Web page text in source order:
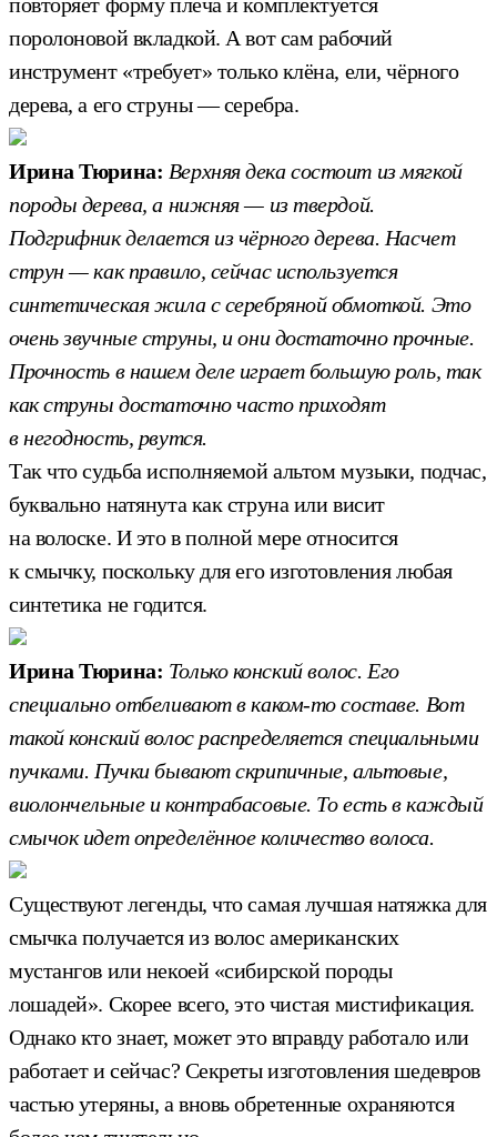
поролоновой вкладкой. А вот сам рабочий
инструмент «требует» только клёна, ели, чёрного
дерева, а его струны — серебра.
Ирина Тюрина: Верхняя дека состоит из мягкой
породы дерева, а нижняя — из твердой.
Подгрифник делается из чёрного дерева. Насчет
струн — как правило, сейчас используется
синтетическая жила с серебряной обмоткой. Это
очень звучные струны, и они достаточно прочные.
Прочность в нашем деле играет большую роль, так
как струны достаточно часто приходят
в негодность, рвутся.
Так что судьба исполняемой альтом музыки, подчас,
буквально натянута как струна или висит
на волоске. И это в полной мере относится
к смычку, поскольку для его изготовления любая
синтетика не годится.
Ирина Тюрина: Только конский волос. Его
специально отбеливают в каком-то составе. Вот
такой конский волос распределяется специальными
пучками. Пучки бывают скрипичные, альтовые,
виолончельные и контрабасовые. То есть в каждый
смычок идет определённое количество волоса.
Существуют легенды, что самая лучшая натяжка для
смычка получается из волос американских
мустангов или некоей «сибирской породы
лошадей». Скорее всего, это чистая мистификация.
Однако кто знает, может это вправду работало или
работает и сейчас? Секреты изготовления шедевров
частью утеряны, а вновь обретенные охраняются